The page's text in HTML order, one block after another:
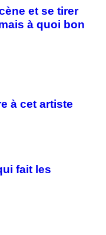
et se tirer
à quoi bon
à cet artiste
fait les